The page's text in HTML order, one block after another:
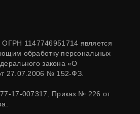
1147746951714 является
обработку персональных
закона «О
27.07.2006 № 152-ФЗ.
17-007317, Приказ № 226 от